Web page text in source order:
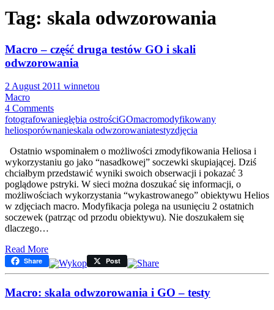
Tag: skala odwzorowania
Macro – część druga testów GO i skali
odwzorowania
2 August 2011 winnetou
Macro
4 Comments
fotografowaniegłębia ostrościGOmacromodyfikowany
heliosporównanieskala odwzorowaniatestyzdjęcia
Ostatnio wspominałem o możliwości zmodyfikowania Heliosa i
wykorzystaniu go jako “nasadkowej” soczewki skupiającej. Dziś
chciałbym przedstawić wyniki swoich obserwacji i pokazać 3
poglądowe pstryki. W sieci można doszukać się informacji, o
możliwościach wykorzystania “wykastrowanego” obiektywu Helios
w zdjęciach macro. Modyfikacja polega na usunięciu 2 ostatnich
soczewek (patrząc od przodu obiektywu). Nie doszukałem się
dlaczego…
Read More
Share Post
Macro: skala odwzorowania i GO – testy